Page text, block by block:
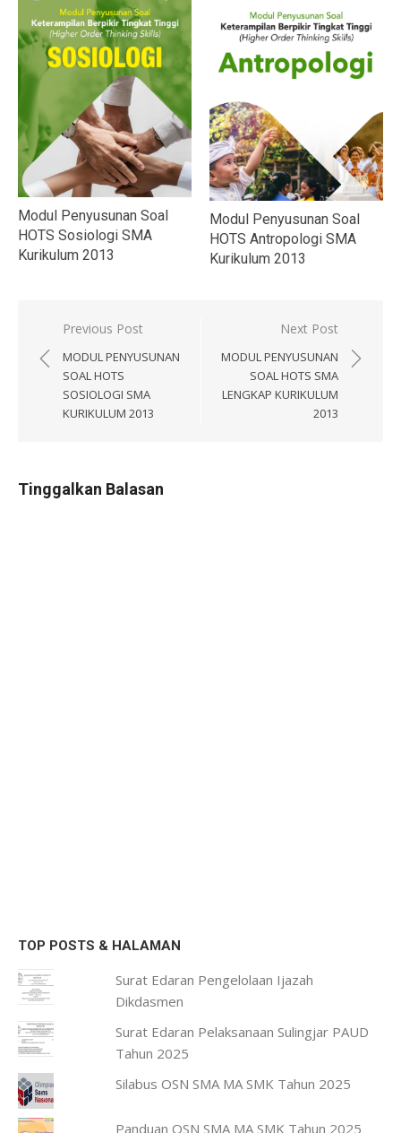
Modul Penyusunan Soal
HOTS Sosiologi SMA
Kurikulum 2013
Modul Penyusunan Soal
HOTS Antropologi SMA
Kurikulum 2013
Navigasi
pos
Previous Post
MODUL PENYUSUNAN
SOAL HOTS
SOSIOLOGI SMA
KURIKULUM 2013
Next Post
MODUL PENYUSUNAN
SOAL HOTS SMA
LENGKAP KURIKULUM
2013
Tinggalkan Balasan
TOP POSTS & HALAMAN
Surat Edaran Pengelolaan Ijazah
Dikdasmen
Surat Edaran Pelaksanaan Sulingjar PAUD
Tahun 2025
Silabus OSN SMA MA SMK Tahun 2025
Panduan OSN SMA MA SMK Tahun 2025